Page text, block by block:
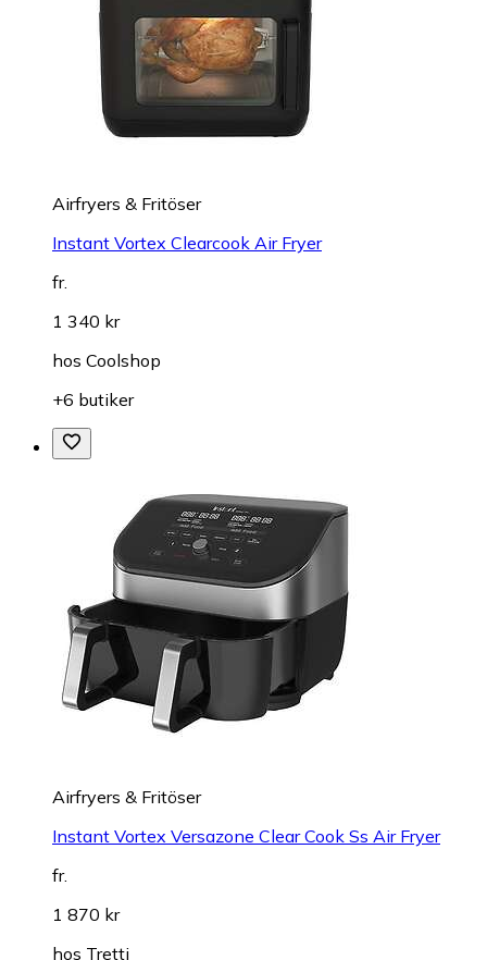
Airfryers & Fritöser
Instant Vortex Clearcook Air Fryer
fr.
1 340 kr
hos Coolshop
+6 butiker
Airfryers & Fritöser
Instant Vortex Versazone Clear Cook Ss Air Fryer
fr.
1 870 kr
hos Tretti